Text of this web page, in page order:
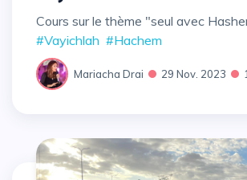
Cours sur le thème "seul avec
#Vayichlah #Hachem
Mariacha Drai 29 Nov. 2023